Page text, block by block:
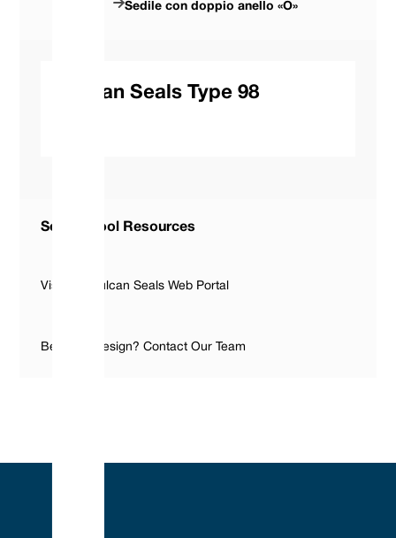
Sedile con doppio anello «O»
Vulcan Seals Type 98
Seal ID Tool Resources
Visit The Vulcan Seals Web Portal
Bespoke Design? Contact Our Team